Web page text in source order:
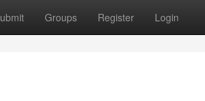
Groups Register Login